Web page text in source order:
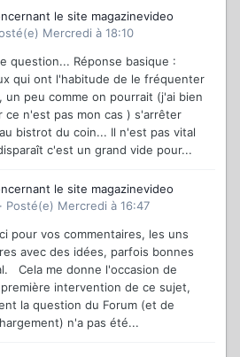
le site magazinevideo
Mercredi à 18:10
question... Réponse basique :
qui ont l'habitude de le fréquenter
un peu comme on pourrait (j'ai bien
ce n'est pas mon cas ) s'arrêter
bistrot du coin... Il n'est pas vital
c'est un grand vide pour...
le site magazinevideo
· Posté(e) Mercredi à 16:47
pour vos commentaires, les uns
avec des idées, parfois bonnes
Cela me donne l'occasion de
intervention de ce sujet,
la question du Forum (et de
n'a pas été...